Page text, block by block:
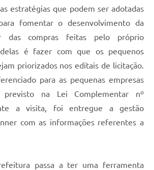
estratégias que podem ser adotadas
fomentar o desenvolvimento da
das compras feitas pelo próprio
é fazer com que os pequenos
priorizados nos editais de licitação.
para as pequenas empresas
na Lei Complementar nº
a visita, foi entregue a gestão
com as informações referentes a
passa a ter uma ferramenta